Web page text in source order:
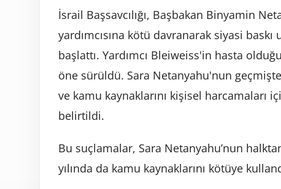
İsrail Başsavcılığı, Başbakan Binyamin
yardımcısına kötü davranarak siyasi
başlattı. Yardımcı Bleiweiss'in hasta
öne sürüldü. Sara Netanyahu'nun
ve kamu kaynaklarını kişisel harcamaları
belirtildi.
Bu suçlamalar, Sara Netanyahu’nun
yılında da kamu kaynaklarını kötüye